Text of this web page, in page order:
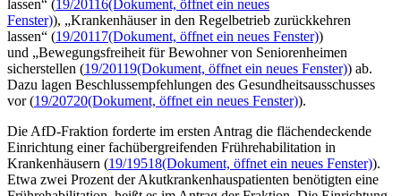
lassen“ (19/20116(Dokument, öffnet ein neues
Fenster)), „Krankenhäuser in den Regelbetrieb zurückkehren
lassen“ (19/20117(Dokument, öffnet ein neues Fenster))
und „Bewegungsfreiheit für Bewohner von Seniorenheimen
sicherstellen (19/20119(Dokument, öffnet ein neues Fenster)) ab.
Dazu lagen Beschlussempfehlungen des Gesundheitsausschusses
vor (19/20720(Dokument, öffnet ein neues Fenster)).
Die AfD-Fraktion forderte im ersten Antrag die flächendeckende
Einrichtung einer fachübergreifenden Frührehabilitation in
Krankenhäusern (19/19518(Dokument, öffnet ein neues Fenster)).
Etwa zwei Prozent der Akutkrankenhauspatienten benötigten eine